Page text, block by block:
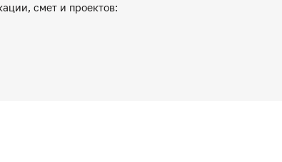
смет и проектов: